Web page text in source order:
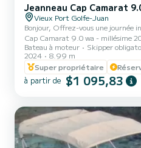
Jeanneau Cap Camarat
Vieux Port Golfe-Juan
Bonjour, Offrez-vous une journée inoubliable en mer à bord de notre
Cap Camarat 9.0 wa - millésime
et parfaitement équipé, idéal pour
famille au départ de Cannes. Capacité : jusqu’à 11 personnes à bord
Location avec skipper. ⸻ Itinéraires & idées de navigation
Depuis Cannes, laissez-vous porter
• ️ Les Îles de Lérins pour une
Bateau à moteur Skipper
2024
8.99 m
Super propriétaire
à partir de $1 095,83